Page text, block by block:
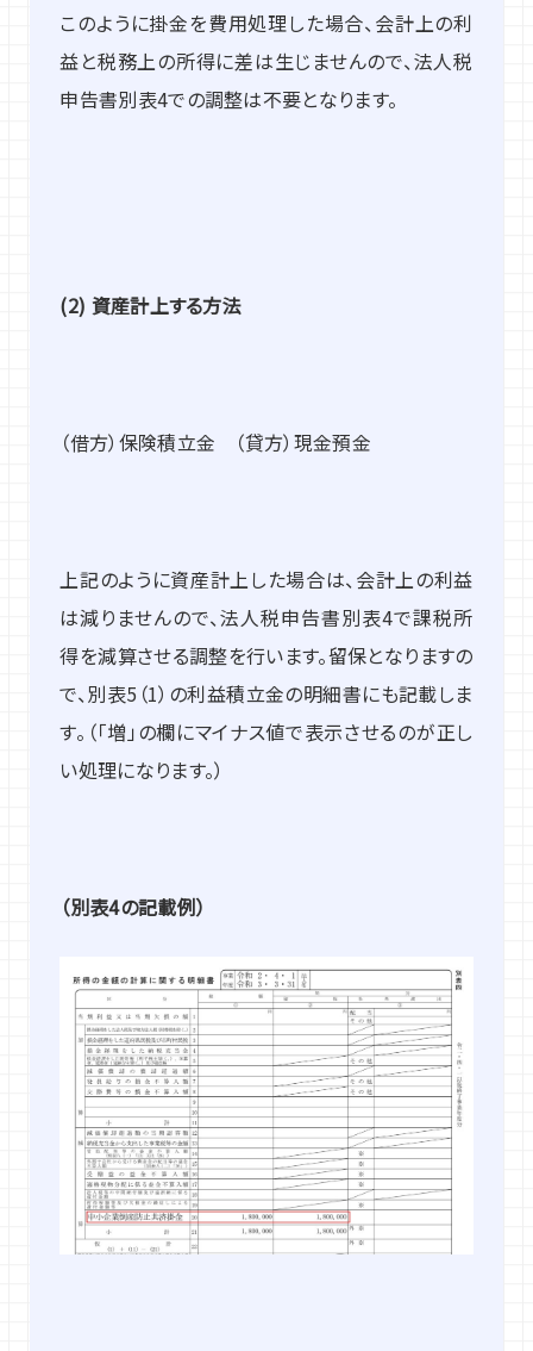
このように掛金を費用処理した場合、会計上の利
益と税務上の所得に差は生じませんので、法人税
申告書別表4での調整は不要となります。
(2) 資産計上する方法
（借方）保険積立金 （貸方）現金預金
上記のように資産計上した場合は、会計上の利益
は減りませんので、法人税申告書別表4で課税所
得を減算させる調整を行います。留保となりますの
で、別表5（1）の利益積立金の明細書にも記載しま
す。（「増」の欄にマイナス値で表示させるのが正し
い処理になります。）
（別表4の記載例）